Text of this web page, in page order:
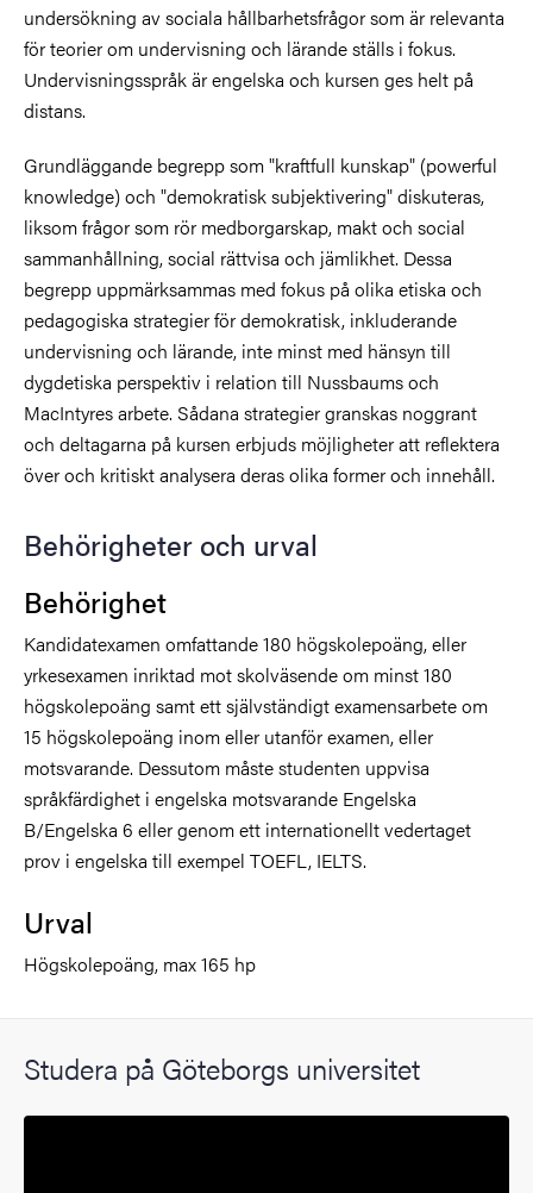
undersökning av sociala hållbarhetsfrågor som är relevanta
för teorier om undervisning och lärande ställs i fokus.
Undervisningsspråk är engelska och kursen ges helt på
distans.
Grundläggande begrepp som "kraftfull kunskap" (powerful
knowledge) och "demokratisk subjektivering" diskuteras,
liksom frågor som rör medborgarskap, makt och social
sammanhållning, social rättvisa och jämlikhet. Dessa
begrepp uppmärksammas med fokus på olika etiska och
pedagogiska strategier för demokratisk, inkluderande
undervisning och lärande, inte minst med hänsyn till
dygdetiska perspektiv i relation till Nussbaums och
MacIntyres arbete. Sådana strategier granskas noggrant
och deltagarna på kursen erbjuds möjligheter att reflektera
över och kritiskt analysera deras olika former och innehåll.
Behörigheter och urval
Behörighet
Kandidatexamen omfattande 180 högskolepoäng, eller
yrkesexamen inriktad mot skolväsende om minst 180
högskolepoäng samt ett självständigt examensarbete om
15 högskolepoäng inom eller utanför examen, eller
motsvarande. Dessutom måste studenten uppvisa
språkfärdighet i engelska motsvarande Engelska
B/Engelska 6 eller genom ett internationellt vedertaget
prov i engelska till exempel TOEFL, IELTS.
Urval
Högskolepoäng, max 165 hp
Studera på Göteborgs universitet